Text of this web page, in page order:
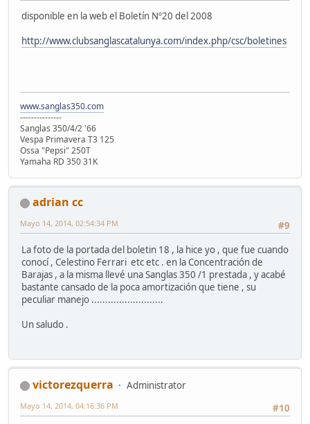
disponible en la web el Boletín Nº20 del 2008
http://www.clubsanglascatalunya.com/index.php/csc/boletines
www.sanglas350.com
---------------
Sanglas 350/4/2 '66
Vespa Primavera T3 125
Ossa "Pepsi" 250T
Yamaha RD 350 31K
adrian cc
#9
Mayo 14, 2014, 02:54:34 PM
La foto de la portada del boletin 18 , la hice yo , que fue cuando
conocí , Celestino Ferrari etc etc . en la Concentración de
Barajas , a la misma llevé una Sanglas 350 /1 prestada , y acabé
bastante cansado de la poca amortización que tiene , su
peculiar manejo ..........................
Un saludo .
victorezquerra
Administrator
#10
Mayo 14, 2014, 04:16:36 PM